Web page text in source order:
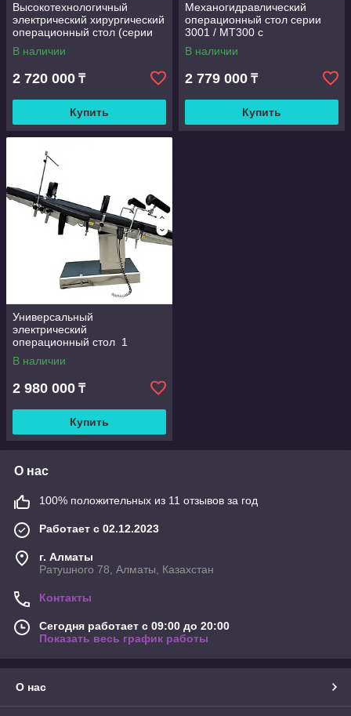
Высокотехнологичный
электрический хирургический
операционный стол (серии
ET800 / MT500)
В наличии
2 720 000 ₸
Купить
Механогидравлический
операционный стол серии
3001 / MT300 с
В наличии
2 779 000 ₸
Купить
Универсальный
электрический
операционный стол 1
В наличии
2 980 000 ₸
Купить
О нас
100% положительных из 11 отзывов за год
Работает с 02.12.2023
г. Алматы
Ратушного 78, Алматы, Казахстан
Контакты
Сегодня работает с 09:00 до 20:00
Показать весь график работы
О нас